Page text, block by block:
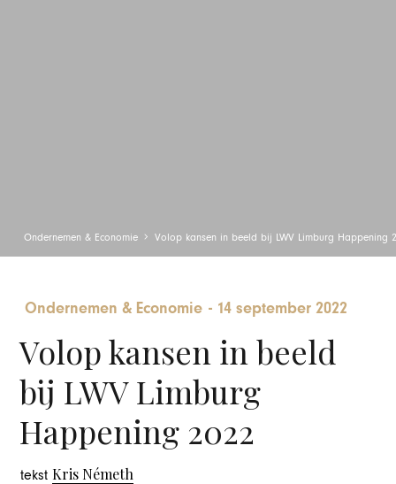
Ondernemen & Economie Volop kansen in beeld bij LWV Limburg Happening
Ondernemen & Economie - 14 september 2022
Volop kansen in beeld
bij LWV Limburg
Happening 2022
tekstKris Németh